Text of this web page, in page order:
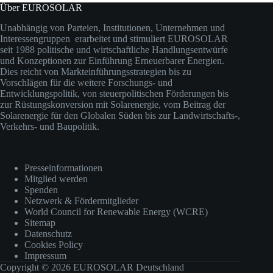
Über EUROSOLAR
Unabhängig von Parteien, Institutionen, Unternehmen und
Interessengruppen erarbeitet und stimuliert EUROSOLAR
seit 1988 politische und wirtschaftliche Handlungsentwürfe
und Konzeptionen zur Einführung Erneuerbarer Energien.
Dies reicht von Markteinführungsstrategien bis zu
Vorschlägen für die weitere Forschungs- und
Entwicklungspolitik, von steuerpolitischen Förderungen bis
zur Rüstungskonversion mit Solarenergie, vom Beitrag der
Solarenergie für den Globalen Süden bis zur Landwirtschafts-,
Verkehrs- und Baupolitik.
Presseinformationen
Mitglied werden
Spenden
Netzwerk & Fördermitglieder
World Council for Renewable Energy (WCRE)
Sitemap
Datenschutz
Cookies Policy
Impressum
Copyright © 2026 EUROSOLAR Deutschland